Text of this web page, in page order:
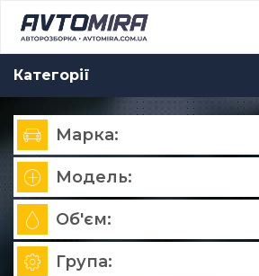
Категорії
Марка:
Модель:
Об'єм:
Група: